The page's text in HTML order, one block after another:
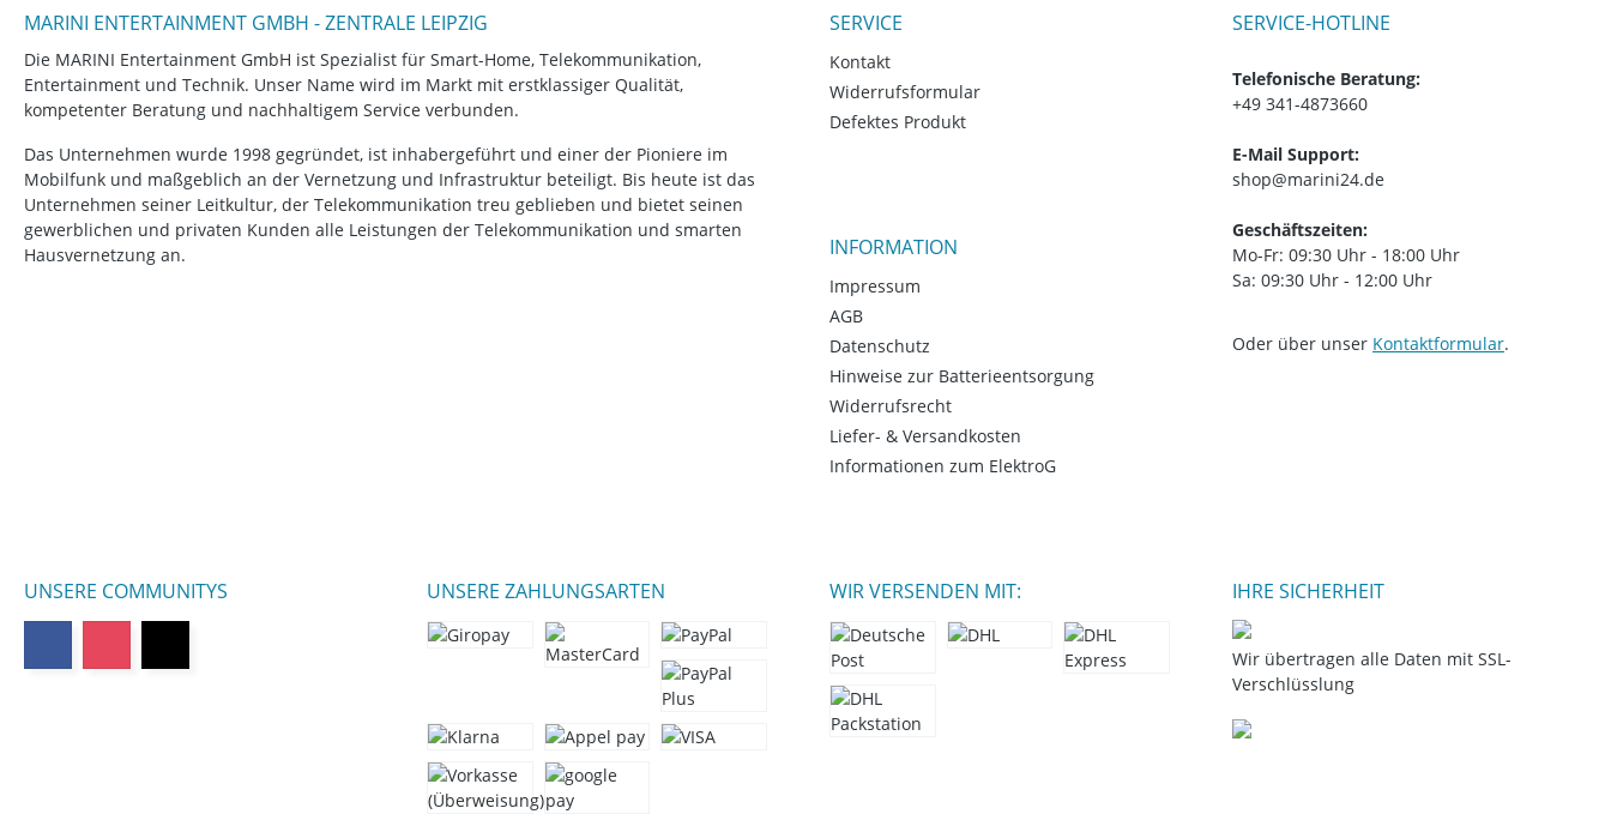
MARINI ENTERTAINMENT GMBH - ZENTRALE LEIPZIG
Die MARINI Entertainment GmbH ist Spezialist für Smart-Home, Telekommunikation,
Entertainment und Technik. Unser Name wird im Markt mit erstklassiger Qualität,
kompetenter Beratung und nachhaltigem Service verbunden.
Das Unternehmen wurde 1998 gegründet, ist inhabergeführt und einer der Pioniere im
Mobilfunk und maßgeblich an der Vernetzung und Infrastruktur beteiligt. Bis heute ist das
Unternehmen seiner Leitkultur, der Telekommunikation treu geblieben und bietet seinen
gewerblichen und privaten Kunden alle Leistungen der Telekommunikation und smarten
Hausvernetzung an.
SERVICE
Kontakt
Widerrufsformular
Defektes Produkt
INFORMATION
Impressum
AGB
Datenschutz
Hinweise zur Batterieentsorgung
Widerrufsrecht
Liefer- & Versandkosten
Informationen zum ElektroG
SERVICE-HOTLINE
Telefonische Beratung:
+49 341-4873660
E-Mail Support:
shop@marini24.de
Geschäftszeiten:
Mo-Fr: 09:30 Uhr - 18:00 Uhr
Sa: 09:30 Uhr - 12:00 Uhr
Oder über unser Kontaktformular.
UNSERE COMMUNITYS UNSERE ZAHLUNGSARTEN WIR VERSENDEN MIT: IHRE SICHERHEIT
Wir übertragen alle Daten mit SSL-
Verschlüsslung